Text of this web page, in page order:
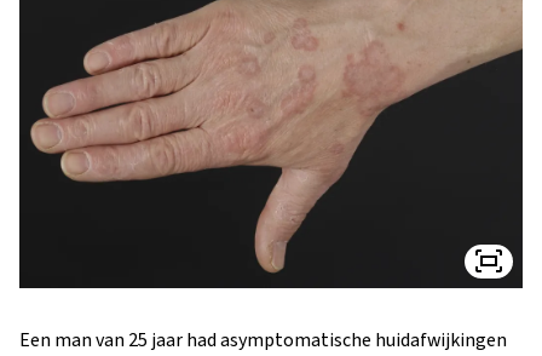
Een man van 25 jaar had asymptomatische huidafwijkingen